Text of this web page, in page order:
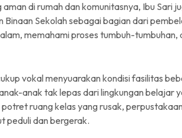
aman di rumah dan komunitasnya, Ibu Sari
Binaan Sekolah sebagai bagian dari
memahami proses tumbuh-tumbuhan,
vokal menyuarakan kondisi fasilitas
anak tak lepas dari lingkungan belajar
ruang kelas yang rusak,
peduli dan bergerak.